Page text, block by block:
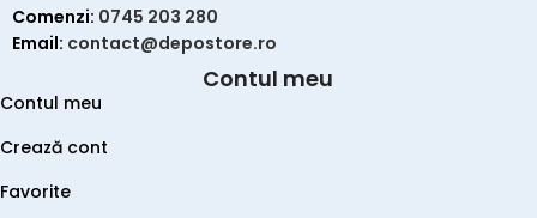
Comenzi: 0745 203 280
Email: contact@depostore.ro
Contul meu
Contul meu
Crează cont
Favorite